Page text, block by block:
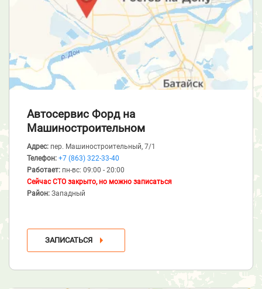
Автосервис Форд на
Машиностроительном
Адрес: пер. Машиностроительный, 7/1
Телефон: +7 (863) 322-33-40
Работает: пн-вс: 09:00 - 20:00
Сейчас СТО закрыто, но можно записаться
Район: Западный
ЗАПИСАТЬСЯ